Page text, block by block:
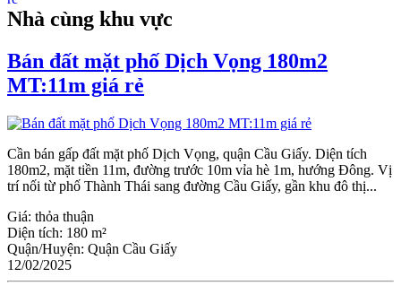
Nhà cùng khu vực
Bán đất mặt phố Dịch Vọng 180m2
MT:11m giá rẻ
Cần bán gấp đất mặt phố Dịch Vọng, quận Cầu Giấy. Diện tích
180m2, mặt tiền 11m, đường trước 10m vỉa hè 1m, hướng Đông. Vị
trí nối từ phố Thành Thái sang đường Cầu Giấy, gần khu đô thị...
Giá: thỏa thuận
Diện tích: 180 m²
Quận/Huyện: Quận Cầu Giấy
12/02/2025